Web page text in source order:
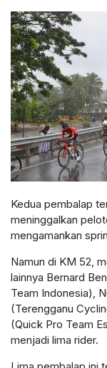
Kedua pembalap
meninggalkan
mengamankan
Namun di KM 52,
lainnya Bernard
Team Indonesia),
(Terengganu
(Quick Pro Team
menjadi lima rider.